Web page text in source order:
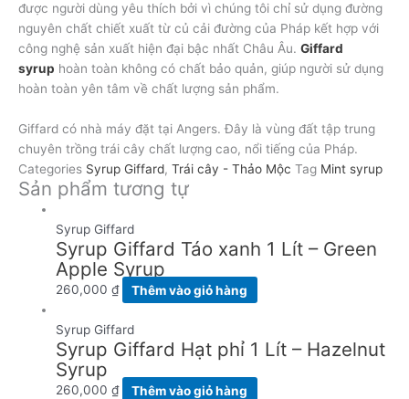
được người dùng yêu thích bởi vì chúng tôi chỉ sử dụng đường
nguyên chất chiết xuất từ củ cải đường của Pháp kết hợp với
công nghệ sản xuất hiện đại bậc nhất Châu Âu. Giffard
syrup hoàn toàn không có chất bảo quản, giúp người sử dụng
hoàn toàn yên tâm về chất lượng sản phẩm.
Giffard có nhà máy đặt tại Angers. Đây là vùng đất tập trung
chuyên trồng trái cây chất lượng cao, nổi tiếng của Pháp.
Categories Syrup Giffard, Trái cây - Thảo Mộc Tag Mint syrup
Sản phẩm tương tự
Syrup Giffard
Syrup Giffard Táo xanh 1 Lít – Green
Apple Syrup
260,000₫ Thêm vào giỏ hàng
Syrup Giffard
Syrup Giffard Hạt phỉ 1 Lít – Hazelnut
Syrup
260,000₫ Thêm vào giỏ hàng